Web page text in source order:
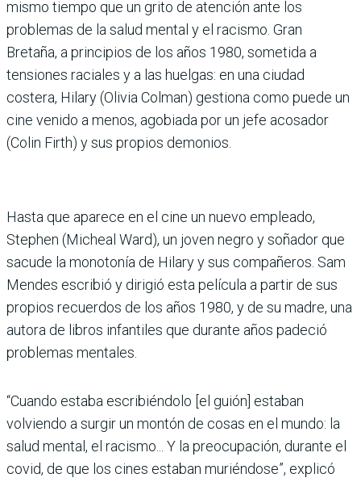
mismo tiempo que un grito de atención ante los
problemas de la salud mental y el racismo. Gran
Bretaña, a principios de los años 1980, sometida a
tensiones raciales y a las huelgas: en una ciudad
costera, Hilary (Olivia Colman) gestiona como puede un
cine venido a menos, agobiada por un jefe acosador
(Colin Firth) y sus propios demonios.
Hasta que aparece en el cine un nuevo empleado,
Stephen (Micheal Ward), un joven negro y soñador que
sacude la monotonía de Hilary y sus compañeros. Sam
Mendes escribió y dirigió esta película a partir de sus
propios recuerdos de los años 1980, y de su madre, una
autora de libros infantiles que durante años padeció
problemas mentales.
“Cuando estaba escribiéndolo [el guión] estaban
volviendo a surgir un montón de cosas en el mundo: la
salud mental, el racismo... Y la preocupación, durante el
covid, de que los cines estaban muriéndose”, explicó